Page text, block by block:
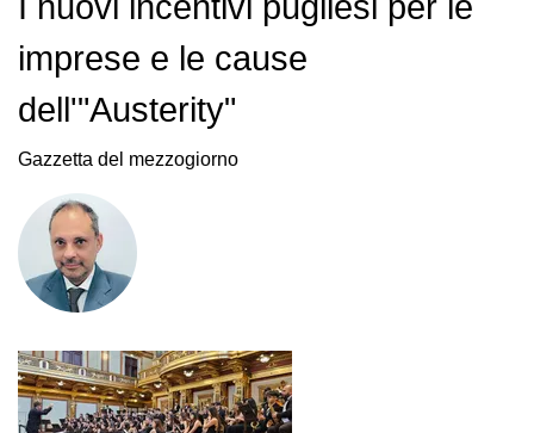
imprese e le cause
dell'"Austerity"
Gazzetta del mezzogiorno